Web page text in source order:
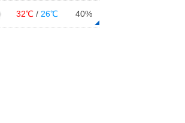
32℃ / 26℃ 40%